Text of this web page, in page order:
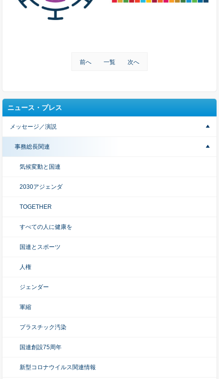
前へ 一覧 次へ
ニュース・プレス
メッセージ／演説
事務総長関連
気候変動と国連
2030アジェンダ
TOGETHER
すべての人に健康を
国連とスポーツ
人権
ジェンダー
軍縮
プラスチック汚染
国連創設75周年
新型コロナウイルス関連情報